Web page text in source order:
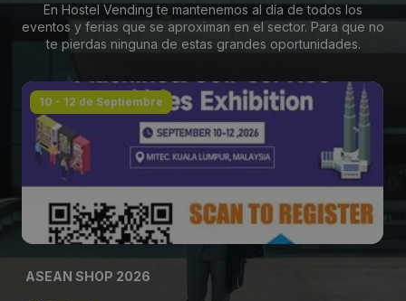
En Hostel Vending te mantenemos al día de todos los
eventos y ferias que se aproximan en el sector. Para que no
te pierdas ninguna de estas grandes oportunidades.
10 - 12 de Septiembre
ASEAN SHOP 2026